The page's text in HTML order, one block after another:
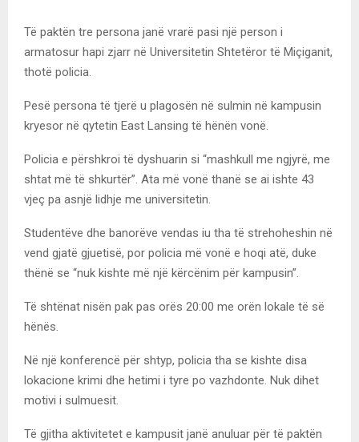
Të paktën tre persona janë vrarë pasi një person i
armatosur hapi zjarr në Universitetin Shtetëror të Miçiganit,
thotë policia.
Pesë persona të tjerë u plagosën në sulmin në kampusin
kryesor në qytetin East Lansing të hënën vonë.
Policia e përshkroi të dyshuarin si “mashkull me ngjyrë, me
shtat më të shkurtër”. Ata më vonë thanë se ai ishte 43
vjeç pa asnjë lidhje me universitetin.
Studentëve dhe banorëve vendas iu tha të strehoheshin në
vend gjatë gjuetisë, por policia më vonë e hoqi atë, duke
thënë se “nuk kishte më një kërcënim për kampusin”.
Të shtënat nisën pak pas orës 20:00 me orën lokale të së
hënës.
Në një konferencë për shtyp, policia tha se kishte disa
lokacione krimi dhe hetimi i tyre po vazhdonte. Nuk dihet
motivi i sulmuesit.
Të gjitha aktivitetet e kampusit janë anuluar për të paktën